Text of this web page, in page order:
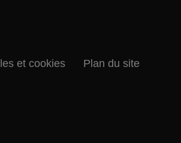
et cookies Plan du site